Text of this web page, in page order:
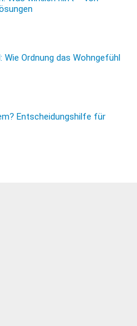
Wie Ordnung das Wohngefühl
Entscheidungshilfe für